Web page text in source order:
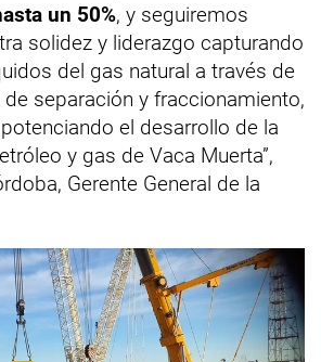
un 50%, y seguiremos
solidez y liderazgo capturando
del gas natural a través de
separación y fraccionamiento,
el desarrollo de la
y gas de Vaca Muerta”,
Gerente General de la